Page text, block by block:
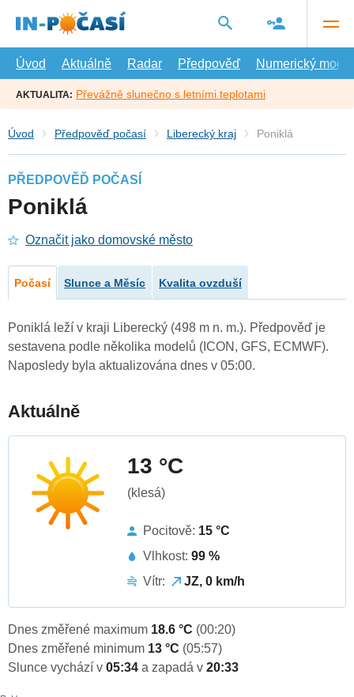
hlavní
Úvod
Aktuálně Radar Předpověď Numerický model
AKTUALITA: Převážně slunečno s letními teplotami
Úvod Předpověď počasí Liberecký kraj Poniklá
PŘEDPOVĚĎ POČASÍ
Poniklá
Označit jako domovské město
Počasí Slunce a Měsíc Kvalita ovzduší
Poniklá leží v kraji Liberecký (498 m n. m.). Předpověď je
sestavena podle několika modelů (ICON, GFS, ECMWF).
Naposledy byla aktualizována dnes v 05:00.
Aktuálně
13 °C
(klesá)
Pocitově: 15 °C
Vlhkost: 99 %
Vítr:
JZ, 0 km/h
Dnes změřené maximum 18.6 °C (00:20)
Dnes změřené minimum 13 °C (05:57)
Slunce vychází v 05:34 a zapadá v 20:33